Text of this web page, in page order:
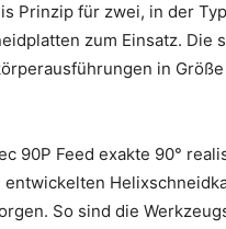
Prinzip für zwei, in der
zum Einsatz. Die
in
90P Feed exakte 90°
So sind die